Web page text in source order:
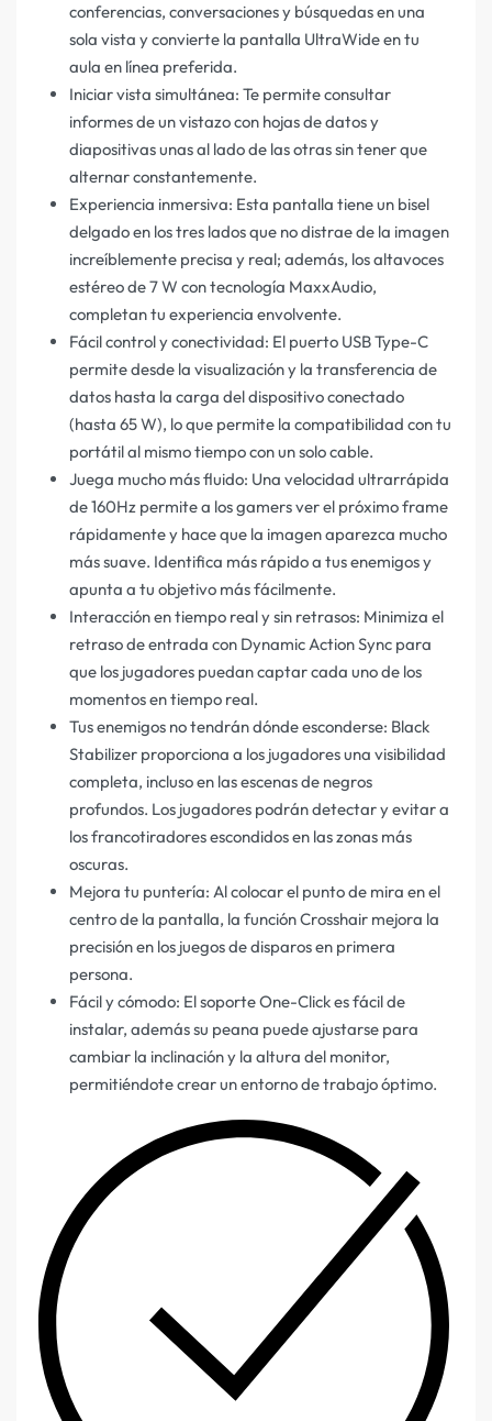
conferencias, conversaciones y búsquedas en una
sola vista y convierte la pantalla UltraWide en tu
aula en línea preferida.
Iniciar vista simultánea: Te permite consultar
informes de un vistazo con hojas de datos y
diapositivas unas al lado de las otras sin tener que
alternar constantemente.
Experiencia inmersiva: Esta pantalla tiene un bisel
delgado en los tres lados que no distrae de la imagen
increíblemente precisa y real; además, los altavoces
estéreo de 7 W con tecnología MaxxAudio,
completan tu experiencia envolvente.
Fácil control y conectividad: El puerto USB Type-C
permite desde la visualización y la transferencia de
datos hasta la carga del dispositivo conectado
(hasta 65 W), lo que permite la compatibilidad con tu
portátil al mismo tiempo con un solo cable.
Juega mucho más fluido: Una velocidad ultrarrápida
de 160Hz permite a los gamers ver el próximo frame
rápidamente y hace que la imagen aparezca mucho
más suave. Identifica más rápido a tus enemigos y
apunta a tu objetivo más fácilmente.
Interacción en tiempo real y sin retrasos: Minimiza el
retraso de entrada con Dynamic Action Sync para
que los jugadores puedan captar cada uno de los
momentos en tiempo real.
Tus enemigos no tendrán dónde esconderse: Black
Stabilizer proporciona a los jugadores una visibilidad
completa, incluso en las escenas de negros
profundos. Los jugadores podrán detectar y evitar a
los francotiradores escondidos en las zonas más
oscuras.
Mejora tu puntería: Al colocar el punto de mira en el
centro de la pantalla, la función Crosshair mejora la
precisión en los juegos de disparos en primera
persona.
Fácil y cómodo: El soporte One-Click es fácil de
instalar, además su peana puede ajustarse para
cambiar la inclinación y la altura del monitor,
permitiéndote crear un entorno de trabajo óptimo.